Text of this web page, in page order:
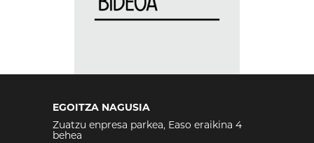
EGOITZA NAGUSIA
Zuatzu enpresa parkea, Easo eraikina 4
behea